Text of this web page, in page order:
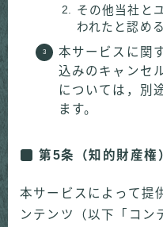
その他当社と
われたと認め
本サービスに関
込みのキャンセ
については，別
ます。
第5条（知的財産権
本サービスによって提
ンテンツ（以下「コン